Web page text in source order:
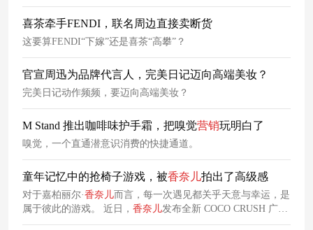
喜茶牵手FENDI，联名周边直接卖断货
这要算FENDI“下嫁”还是喜茶“高攀”？
官宣周迅为品牌代言人，完美日记迈向高端美妆？
完美日记动作频频，要迈向高端美妆？
M Stand 推出咖啡味护手霜，把嗅觉营销玩明白了
嗅觉，一个直通潜意识消费的快捷通道。
童年记忆中的抢椅子游戏，被香奈儿拍出了高级感
对于嘉柏丽尔·香奈儿而言，每一次遇见都关乎天意与幸运，是
属于彼此的游戏。 近日， 香奈儿发布全新 COCO CRUSH 广告
影片，韩国歌手、香奈儿品牌形象大使 JENNIE；演员、品牌